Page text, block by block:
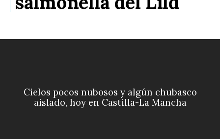
Cielos pocos nubosos y algún chubasco
aislado, hoy en Castilla-La Mancha